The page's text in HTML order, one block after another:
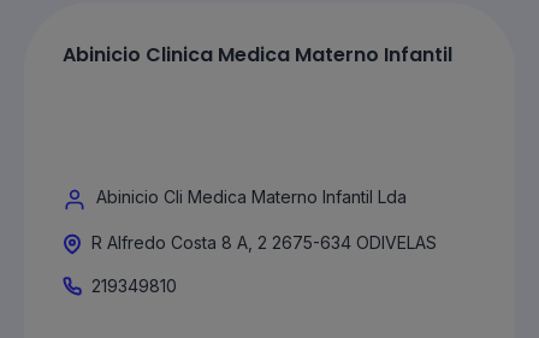
Abinicio Clinica Medica Materno Infantil
Abinicio Cli Medica Materno Infantil Lda
R Alfredo Costa 8 A, 2 2675-634 ODIVELAS
219349810